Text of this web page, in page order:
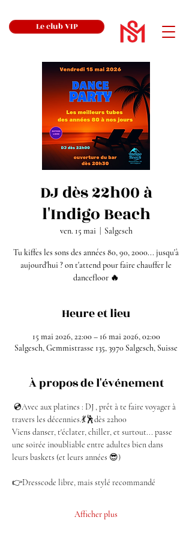
Le club VIP
DJ dès 22h00 à
l'Indigo Beach
ven. 15 mai Salgesch
Tu kiffes les sons des années 80, 90, 2000... jusqu'à
aujourd'hui ? on t'attend pour faire chauffer le
dancefloor 🔥
Heure et lieu
15 mai 2026, 22:00 – 16 mai 2026, 02:00
Salgesch, Gemmistrasse 135, 3970 Salgesch, Suisse
À propos de l'événement
💿Avec aux platines : DJ , prêt à te faire voyager à
travers les décennies.💃🕺dès 22h00
Viens danser, t'éclater, chiller, et surtout... passe
une soirée inoubliable entre adultes bien dans
leurs baskets (et leurs années 😎)
👉Dresscode libre, mais stylé recommandé
Afficher plus